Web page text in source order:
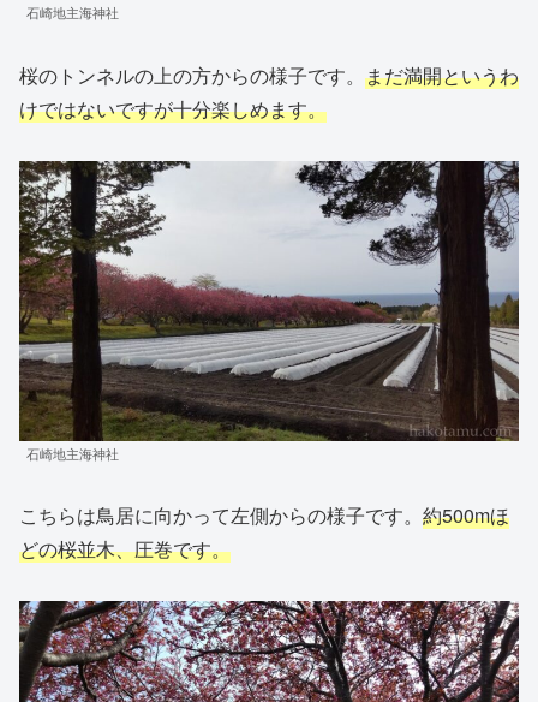
石崎地主海神社
桜のトンネルの上の方からの様子です。 まだ満開というわ
けではないですが十分楽しめます。
石崎地主海神社
こちらは鳥居に向かって左側からの様子です。 約500mほ
どの桜並木、圧巻です。